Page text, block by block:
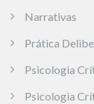
Narrativas
Prática
Psicologia
Psicologia